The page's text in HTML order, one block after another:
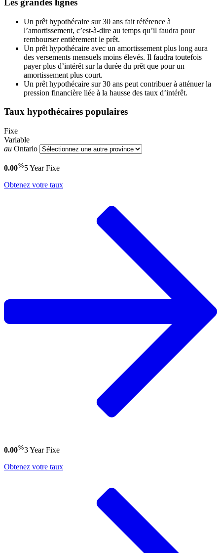
Les grandes lignes
Un prêt hypothécaire sur 30 ans fait référence à
l’amortissement, c’est-à-dire au temps qu’il faudra pour
rembourser entièrement le prêt.
Un prêt hypothécaire avec un amortissement plus long aura
des versements mensuels moins élevés. Il faudra toutefois
payer plus d’intérêt sur la durée du prêt que pour un
amortissement plus court.
Un prêt hypothécaire sur 30 ans peut contribuer à atténuer la
pression financière liée à la hausse des taux d’intérêt.
Taux hypothécaires populaires
Fixe
Variable
au Ontario
0.00%5 YearFixe
Obtenez votre taux
0.00%3 YearFixe
Obtenez votre taux